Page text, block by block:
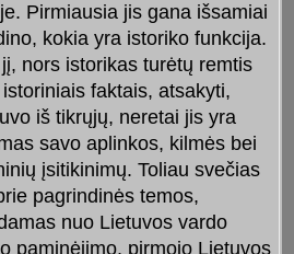
Pirmiausia jis gana išsamiai
kokia yra istoriko funkcija.
nors istorikas turėtų remtis
faktais, atsakyti,
iš tikrųjų, neretai jis yra
savo aplinkos, kilmės bei
įsitikinimų. Toliau svečias
pagrindinės temos,
nuo Lietuvos vardo
paminėjimo, pirmojo Lietuvos